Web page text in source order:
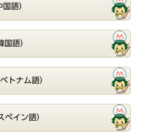
語）
国語）
トナム語）
イン語）